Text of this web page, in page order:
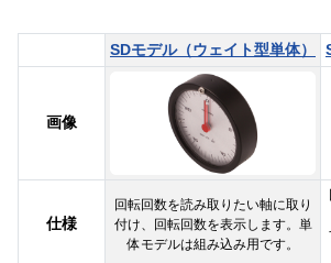
SDモデル（ウェイト型単体）
画像
仕様
回転回数を読み取りたい軸に取り
付け、回転回数を表示します。単
体モデルは組み込み用です。